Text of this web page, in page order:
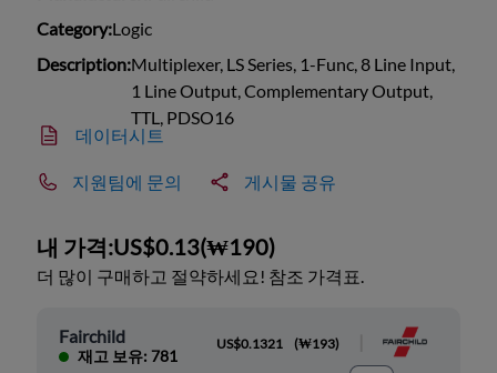
Category:Logic
Description:Multiplexer, LS Series, 1-Func, 8 Line Input,
1 Line Output, Complementary Output,
TTL, PDSO16
데이터시트
지원팀에 문의 게시물 공유
내 가격:US$0.13(₩190)
더 많이 구매하고 절약하세요! 참조 가격표.
Fairchild
재고 보유: 781
US$0.1321 (₩193)